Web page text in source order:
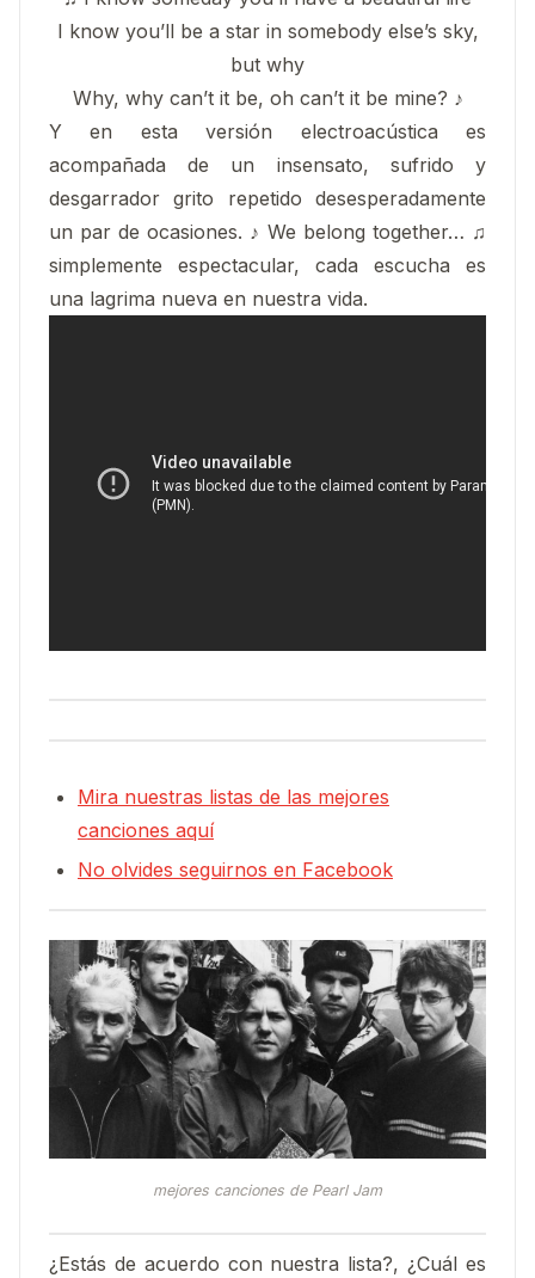
I know you’ll be a star in somebody else’s sky,
but why
Why, why can’t it be, oh can’t it be mine? ♪
Y en esta versión electroacústica es
acompañada de un insensato, sufrido y
desgarrador grito repetido desesperadamente
un par de ocasiones. ♪ We belong together… ♫
simplemente espectacular, cada escucha es
una lagrima nueva en nuestra vida.
Mira nuestras listas de las mejores
canciones aquí
No olvides seguirnos en Facebook
mejores canciones de Pearl Jam
¿Estás de acuerdo con nuestra lista?, ¿Cuál es